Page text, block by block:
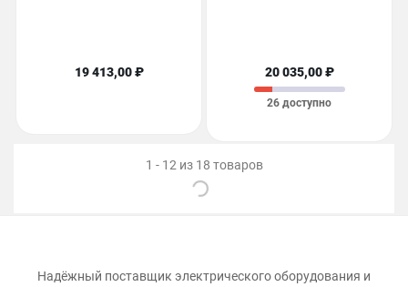
19 413,00 ₽ 20 035,00 ₽
26 доступно
1 - 12 из 18 товаров
Надёжный поставщик электрического оборудования и